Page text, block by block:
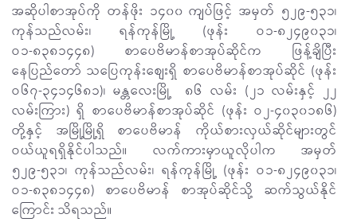
အဆိုပါစာအုပ်ကို တန်ဖိုး ၁၄၀၀ ကျပ်ဖြင့် အမှတ် ၅၂၉-၅၃၁၊
ကုန်သည်လမ်း၊ ရန်ကုန်မြို့ (ဖုန်း ဝ၁-၈၂၄၉၀၃၁၊
ဝ၁-၈၃၈၁၄၄၈) စာပေဗိမာန်စာအုပ်ဆိုင်က ဖြန့်ချိပြီး
နေပြည်တော် သပြေကုန်းစျေးရှိ စာပေဗိမာန်စာအုပ်ဆိုင် (ဖုန်း
ဝ၆၇-၃၄၁၄၆၈၁)၊ မန္တလေးမြို့ ၈၆ လမ်း (၂၁ လမ်းနှင့် ၂၂
လမ်းကြား) ရှိ စာပေဗိမာန်စာအုပ်ဆိုင် (ဖုန်း ဝ၂-၄၀၃၀၁၈၆)
တို့နှင့် အမြို့မြို့ရှိ စာပေဗိမာန် ကိုယ်စားလှယ်ဆိုင်များတွင်
ဝယ်ယူရရှိနိုင်ပါသည်။ လက်ကားမှာယူလိုပါက အမှတ်
၅၂၉-၅၃၁၊ ကုန်သည်လမ်း၊ ရန်ကုန်မြို့ (ဖုန်း ဝ၁-၈၂၄၉၀၃၁၊
ဝ၁-၈၃၈၁၄၄၈) စာပေဗိမာန် စာအုပ်ဆိုင်သို့ ဆက်သွယ်နိုင်
ကြောင်း သိရသည်။